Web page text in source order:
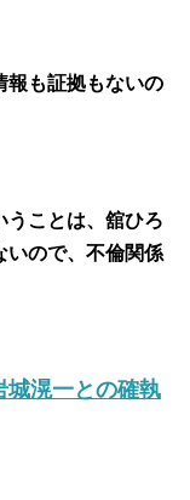
報も証拠もないの
うことは、舘ひろ
いので、不倫関係
城滉一との確執